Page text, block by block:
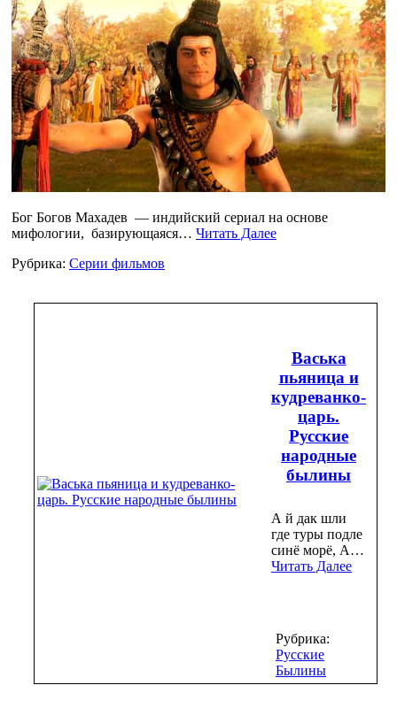
Бог Богов Махадев — индийский сериал на основе
мифологии, базирующаяся… Читать Далее
Рубрика: Серии фильмов
Васька
пьяница и
кудреванко-
царь.
Русские
народные
былины
А й дак шли
где туры подле
синё морё, А…
Читать Далее
Рубрика:
Русские
Былины